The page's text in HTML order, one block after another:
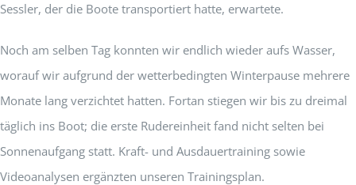
Sessler, der die Boote transportiert hatte, erwartete.
Noch am selben Tag konnten wir endlich wieder aufs Wasser,
worauf wir aufgrund der wetterbedingten Winterpause mehrere
Monate lang verzichtet hatten. Fortan stiegen wir bis zu dreimal
täglich ins Boot; die erste Rudereinheit fand nicht selten bei
Sonnenaufgang statt. Kraft- und Ausdauertraining sowie
Videoanalysen ergänzten unseren Trainingsplan.